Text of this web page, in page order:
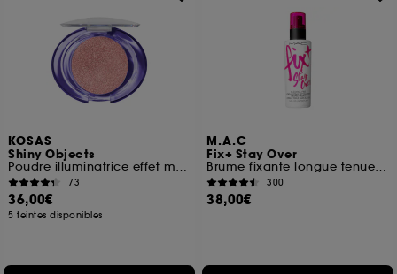
KOSAS
Shiny Objects
Poudre illuminatrice effet mouillé
73
36,00€
5 teintes disponibles
M.A.C
Fix+ Stay Over
Brume fixante longue tenue sans alcool
300
38,00€